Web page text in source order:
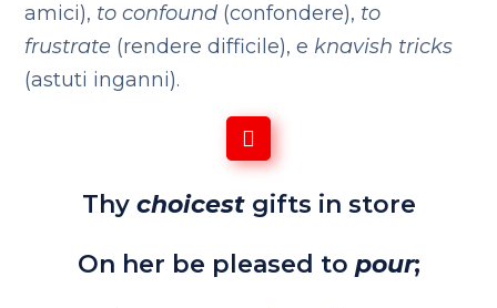
amici), to confound (confondere), to
frustrate (rendere difficile), e knavish tricks
(astuti inganni).
Thy choicestgifts in store
On her be pleased to pour;